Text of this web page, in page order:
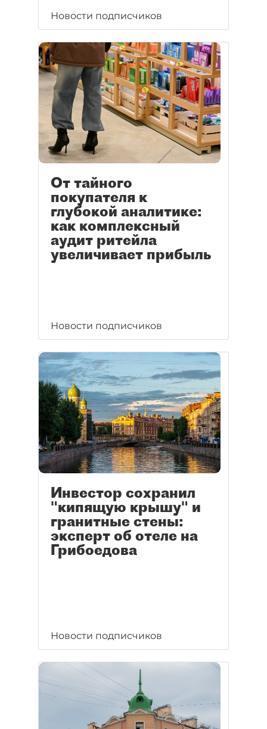
Новости подписчиков
От тайного
покупателя к
глубокой аналитике:
как комплексный
аудит ритейла
увеличивает прибыль
Новости подписчиков
Инвестор сохранил
"кипящую крышу" и
гранитные стены:
эксперт об отеле на
Грибоедова
Новости подписчиков